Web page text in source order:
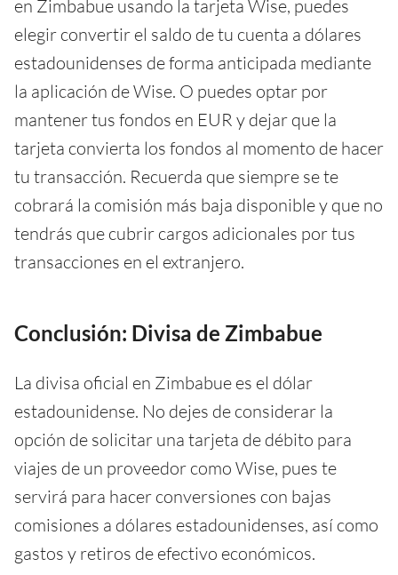
en Zimbabue usando la tarjeta Wise, puedes
elegir convertir el saldo de tu cuenta a dólares
estadounidenses de forma anticipada mediante
la aplicación de Wise. O puedes optar por
mantener tus fondos en EUR y dejar que la
tarjeta convierta los fondos al momento de hacer
tu transacción. Recuerda que siempre se te
cobrará la comisión más baja disponible y que no
tendrás que cubrir cargos adicionales por tus
transacciones en el extranjero.
Conclusión: Divisa de Zimbabue
La divisa oficial en Zimbabue es el dólar
estadounidense. No dejes de considerar la
opción de solicitar una tarjeta de débito para
viajes de un proveedor como Wise, pues te
servirá para hacer conversiones con bajas
comisiones a dólares estadounidenses, así como
gastos y retiros de efectivo económicos.